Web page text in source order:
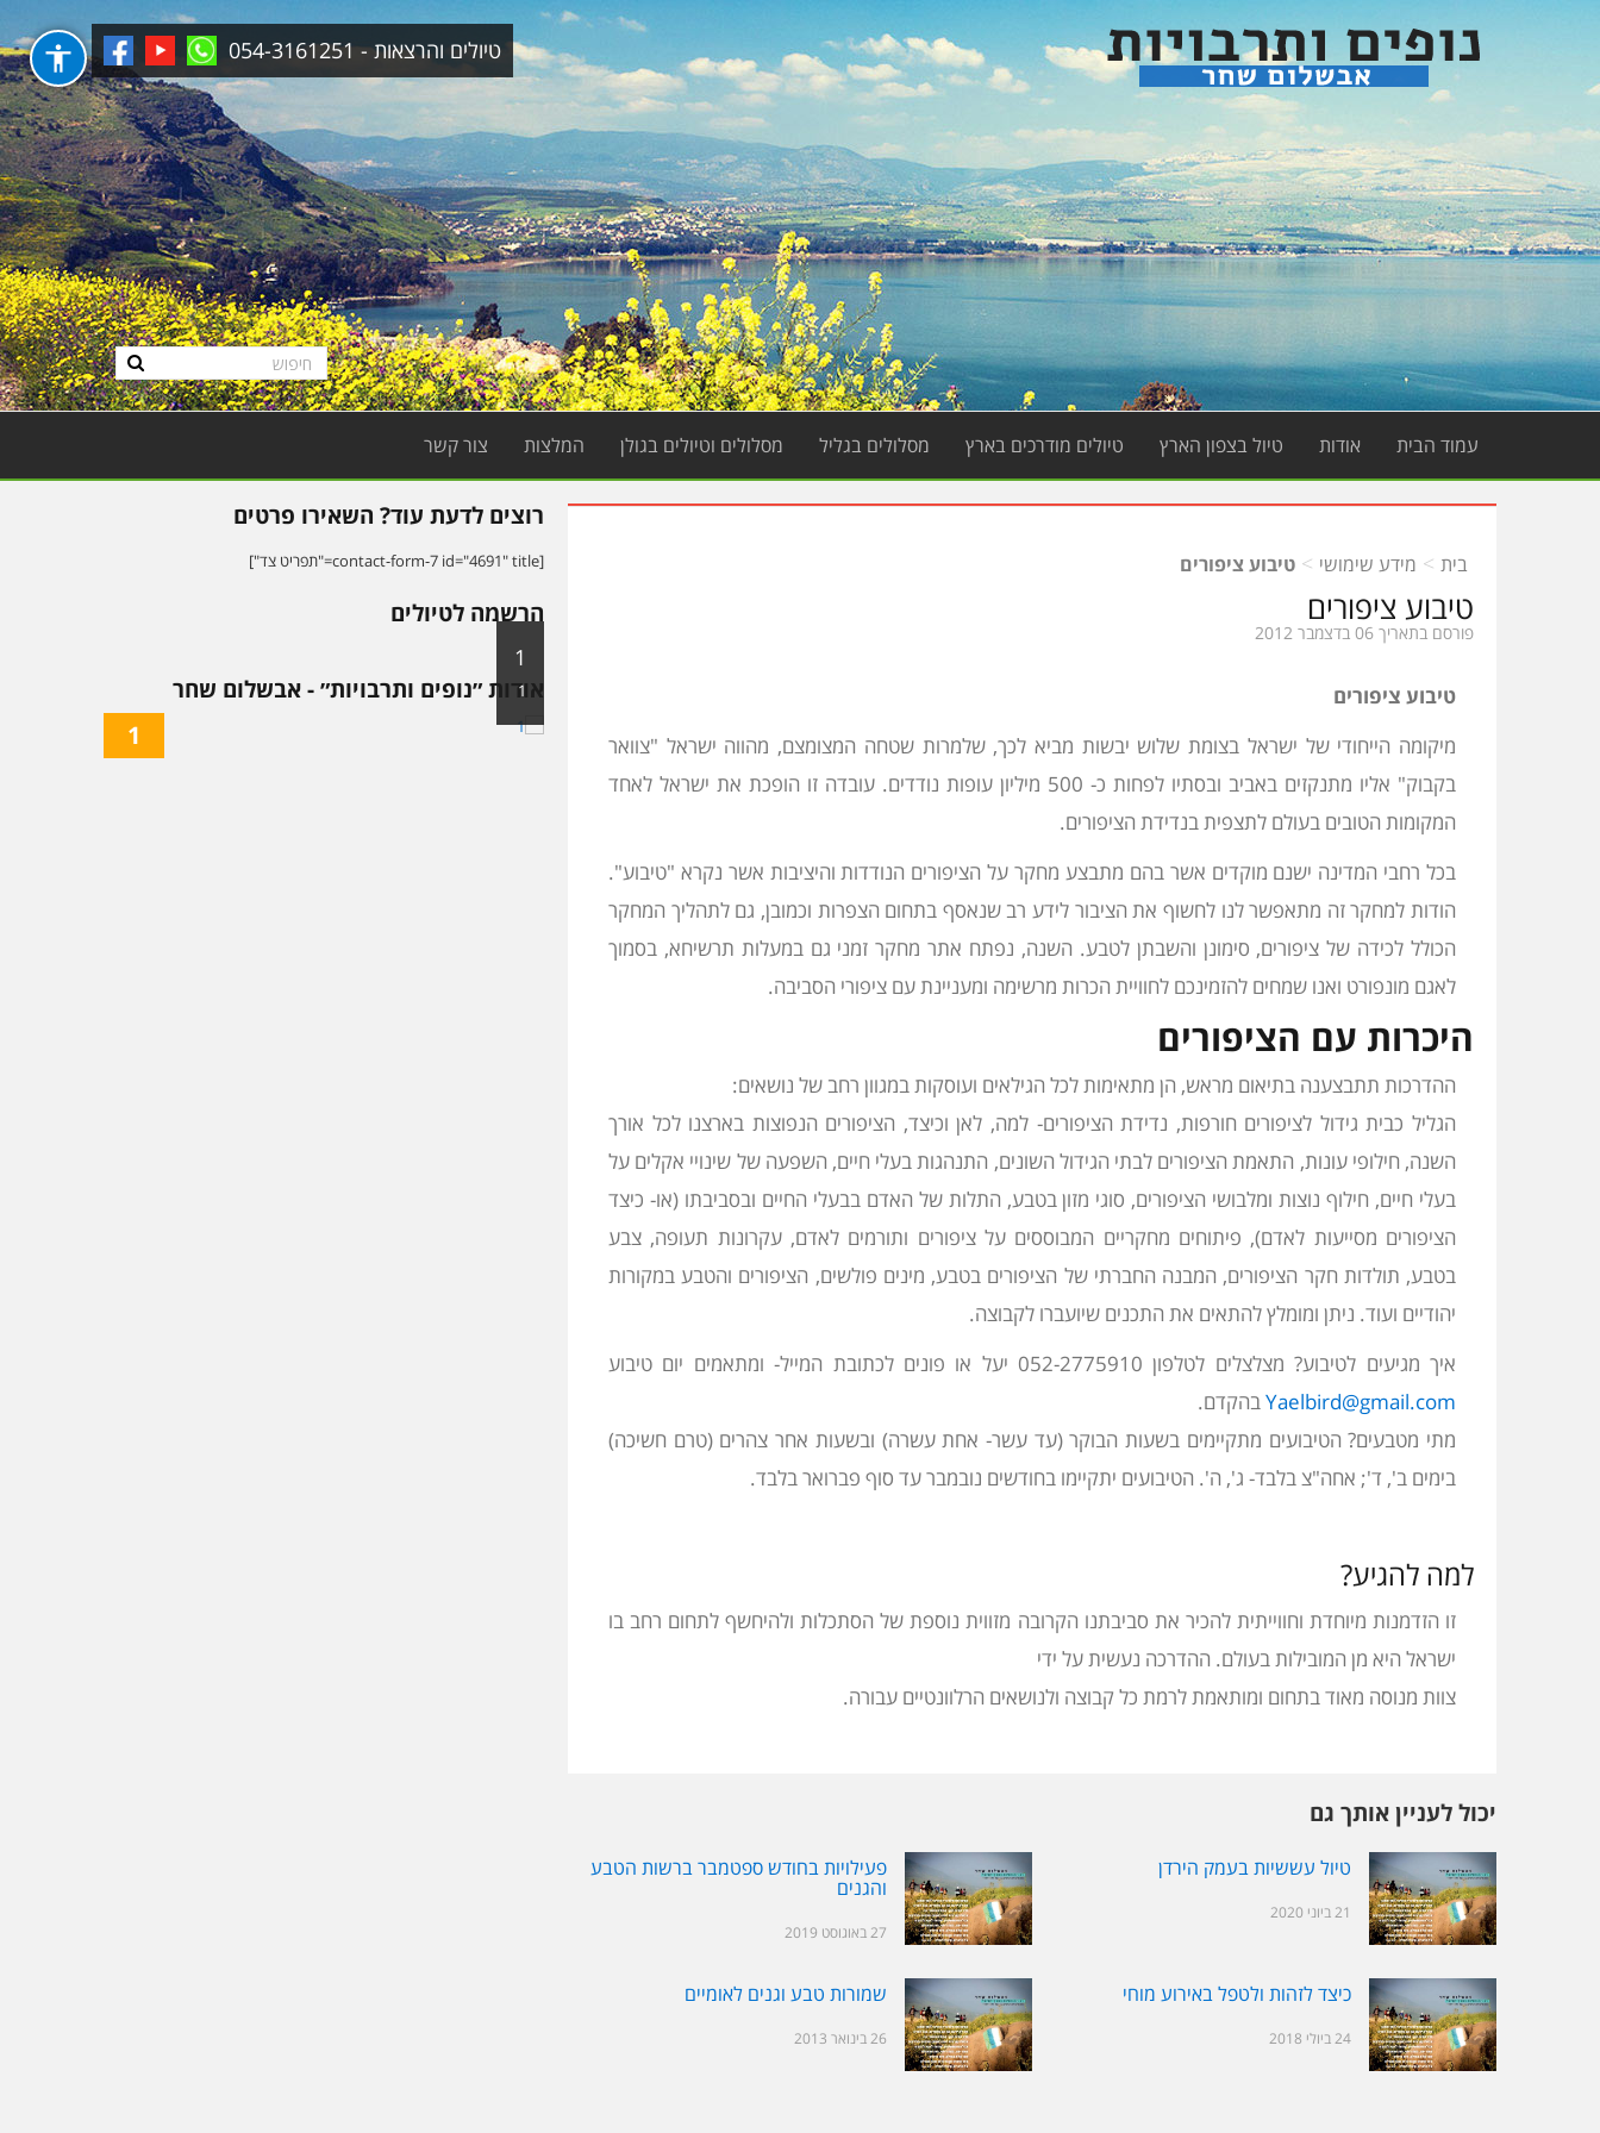
טיולים והרצאות - 054-3161251
עמוד הבית אודות טיול בצפון הארץ טיולים מודרכים בארץ מסלולים בגליל מסלולים וטיולים בגולן המלצות צור קשר
בית > מידע שימושי > טיבוע ציפורים
טיבוע ציפורים
פורסם בתאריך 06 בדצמבר 2012
טיבוע ציפורים
מיקומה הייחודי של ישראל בצומת שלוש יבשות מביא לכך, שלמרות שטחה המצומצם, מהווה ישראל "צוואר
בקבוק" אליו מתנקזים באביב ובסתיו לפחות כ- 500 מיליון עופות נודדים. עובדה זו הופכת את ישראל לאחד
המקומות הטובים בעולם לתצפית בנדידת הציפורים.
בכל רחבי המדינה ישנם מוקדים אשר בהם מתבצע מחקר על הציפורים הנודדות והיציבות אשר נקרא "טיבוע".
הודות למחקר זה מתאפשר לנו לחשוף את הציבור לידע רב שנאסף בתחום הצפרות וכמובן, גם לתהליך המחקר
הכולל לכידה של ציפורים, סימונן והשבתן לטבע. השנה, נפתח אתר מחקר זמני גם במעלות תרשיחא, בסמוך
לאגם מונפורט ואנו שמחים להזמינכם לחוויית הכרות מרשימה ומעניינת עם ציפורי הסביבה.
היכרות עם הציפורים
ההדרכות תתבצענה בתיאום מראש, הן מתאימות לכל הגילאים ועוסקות במגוון רחב של נושאים:
הגליל כבית גידול לציפורים חורפות, נדידת הציפורים- למה, לאן וכיצד, הציפורים הנפוצות בארצנו לכל אורך
השנה, חילופי עונות, התאמת הציפורים לבתי הגידול השונים, התנהגות בעלי חיים, השפעה של שינויי אקלים על
בעלי חיים, חילוף נוצות ומלבושי הציפורים, סוגי מזון בטבע, התלות של האדם בבעלי החיים ובסביבתו (או- כיצד
הציפורים מסייעות לאדם), פיתוחים מחקריים המבוססים על ציפורים ותורמים לאדם, עקרונות תעופה, צבע
בטבע, תולדות חקר הציפורים, המבנה החברתי של הציפורים בטבע, מינים פולשים, הציפורים והטבע במקורות
יהודיים ועוד. ניתן ומומלץ להתאים את התכנים שיועברו לקבוצה.
איך מגיעים לטיבוע? מצלצלים לטלפון 052-2775910 יעל או פונים לכתובת המייל- ומתאמים יום טיבוע
Yaelbird@gmail.comבהקדם.
מתי מטבעים? הטיבועים מתקיימים בשעות הבוקר (עד עשר- אחת עשרה) ובשעות אחר צהרים (טרם חשיכה)
בימים ב', ד'; אחה"צ בלבד- ג', ה'. הטיבועים יתקיימו בחודשים נובמבר עד סוף פברואר בלבד.
למה להגיע?
זו הזדמנות מיוחדת וחווייתית להכיר את סביבתנו הקרובה מזווית נוספת של הסתכלות ולהיחשף לתחום רחב בו
ישראל היא מן המובילות בעולם. ההדרכה נעשית על ידי
צוות מנוסה מאוד בתחום ומותאמת לרמת כל קבוצה ולנושאים הרלוונטיים עבורה.
יכול לעניין אותך גם
טיול עששיות בעמק הירדן
21 ביוני 2020
פעילויות בחודש ספטמבר ברשות הטבע
והגנים
27 באוגוסט 2019
כיצד לזהות ולטפל באירוע מוחי
24 ביולי 2018
שמורות טבע וגנים לאומיים
26 בינואר 2013
רוצים לדעת עוד? השאירו פרטים
[contact-form-7 id="4691" title="תפריט צד"]
הרשמה לטיולים
אודות ״נופים ותרבויות״ - אבשלום שחר
1
1
1